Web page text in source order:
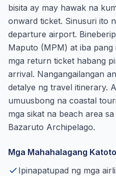
bisita ay may hawak na
onward ticket. Sinusuri ito
departure airport.
Maputo (MPM) at iba
mga return ticket habang
arrival. Nangangailangan
detalye ng travel itinerary.
umuusbong na coastal
mga sikat na beach area
Bazaruto Archipelago.
Mga Mahahalagang
Ipinapatupad ng mga